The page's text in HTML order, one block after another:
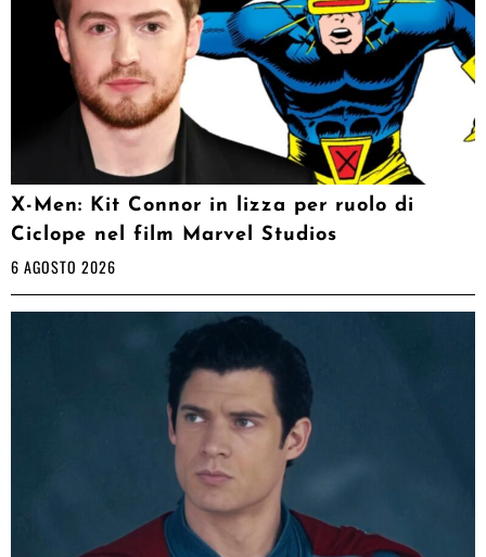
X-Men: Kit Connor in lizza per ruolo di
Ciclope nel film Marvel Studios
6 AGOSTO 2026